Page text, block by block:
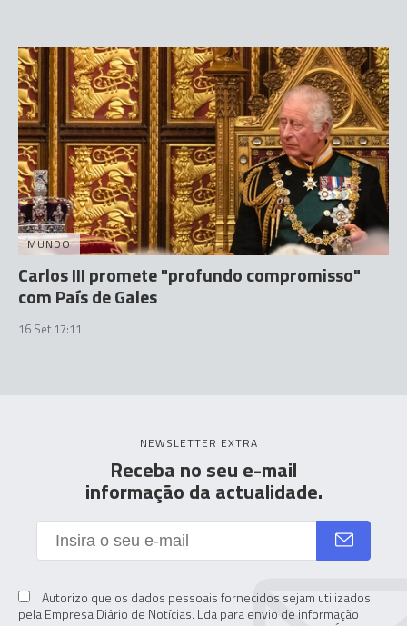
MUNDO
Carlos III promete "profundo compromisso"
com País de Gales
16 Set 17:11
NEWSLETTER EXTRA
Receba no seu e-mail
informação da actualidade.
Autorizo que os dados pessoais fornecidos sejam utilizados
pela Empresa Diário de Notícias. Lda para envio de informação